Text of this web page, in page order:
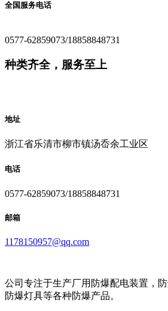
全国服务电话
0577-62859073/18858848731
种类齐全，服务至上
地址
浙江省乐清市柳市镇汤岙余工业区
电话
0577-62859073/18858848731
邮箱
1178150957@qq.com
公司专注于生产厂用防爆配电装置，
防爆灯具等各种防爆产品。